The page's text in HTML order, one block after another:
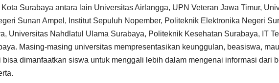
Surabaya antara lain Universitas Airlangga, UPN Veteran Jawa Timur,
Sunan Ampel, Institut Sepuluh Nopember, Politeknik Elektronika Negeri
Universitas Nahdlatul Ulama Surabaya, Politeknik Kesehatan Surabaya, IT
Masing-masing universitas mempresentasikan keunggulan, beasiswa,
dimanfaatkan siswa untuk menggali lebih dalam mengenai informasi dari